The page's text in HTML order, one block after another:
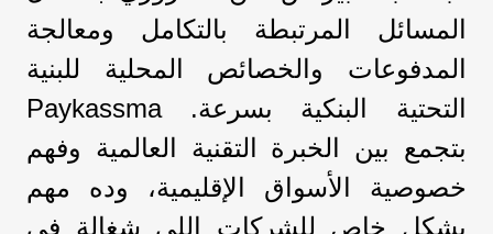
المسائل المرتبطة بالتكامل ومعالجة
المدفوعات والخصائص المحلية للبنية
التحتية البنكية بسرعة. Paykassma
بتجمع بين الخبرة التقنية العالمية وفهم
خصوصية الأسواق الإقليمية، وده مهم
بشكل خاص للشركات اللي شغالة في